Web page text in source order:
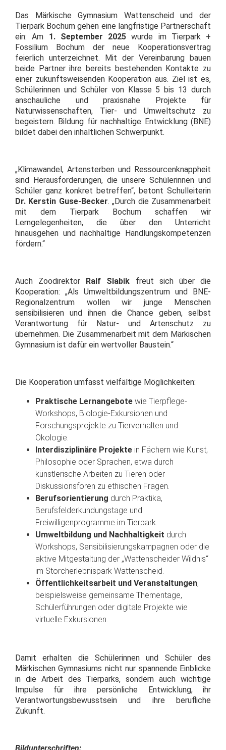
Das Märkische Gymnasium Wattenscheid und der
Tierpark Bochum gehen eine langfristige Partnerschaft
ein: Am 1. September 2025wurde im Tierpark +
Fossilium Bochum der neue Kooperationsvertrag
feierlich unterzeichnet. Mit der Vereinbarung bauen
beide Partner ihre bereits bestehenden Kontakte zu
einer zukunftsweisenden Kooperation aus. Ziel ist es,
Schülerinnen und Schüler von Klasse 5 bis 13 durch
anschauliche und praxisnahe Projekte für
Naturwissenschaften, Tier- und Umweltschutz zu
begeistern. Bildung für nachhaltige Entwicklung (BNE)
bildet dabei den inhaltlichen Schwerpunkt.
„Klimawandel, Artensterben und Ressourcenknappheit
sind Herausforderungen, die unsere Schülerinnen und
Schüler ganz konkret betreffen“, betont Schulleiterin
Dr. Kerstin Guse-Becker. „Durch die Zusammenarbeit
mit dem Tierpark Bochum schaffen wir
Lerngelegenheiten, die über den Unterricht
hinausgehen und nachhaltige Hand­lungs­kom­petenzen
fördern.“
Auch Zoodirektor Ralf Slabik freut sich über die
Kooperation: „Als Umweltbildungszentrum und BNE-
Regionalzentrum wollen wir junge Menschen
sensibilisieren und ihnen die Chance geben, selbst
Verantwortung für Natur- und Artenschutz zu
übernehmen. Die Zusammenarbeit mit dem Märkischen
Gymnasium ist dafür ein wertvoller Baustein.“
Die Kooperation umfasst vielfältige Möglichkeiten:
Praktische Lernangebote wie Tierpflege-
Workshops, Biologie-Exkursionen und
Forschungsprojekte zu Tierverhalten und
Ökologie.
Interdisziplinäre Projekte in Fächern wie Kunst,
Philosophie oder Sprachen, etwa durch
künstlerische Arbeiten zu Tieren oder
Diskussionsforen zu ethischen Fragen.
Berufsorientierung durch Praktika,
Berufsfelderkundungstage und
Freiwilligenprogramme im Tierpark.
Umweltbildung und Nachhaltigkeit durch
Workshops, Sensibilisierungskampagnen oder die
aktive Mitgestaltung der „Wattenscheider Wildnis“
im Storcherlebnispark Wattenscheid.
Öffentlichkeitsarbeit und Veranstaltungen,
beispielsweise gemeinsame Thementage,
Schülerführungen oder digitale Projekte wie
virtuelle Exkursionen.
Damit erhalten die Schülerinnen und Schüler des
Märkischen Gymnasiums nicht nur spannende Einblicke
in die Arbeit des Tierparks, sondern auch wichtige
Impulse für ihre persönliche Entwicklung, ihr
Verantwortungsbewusstsein und ihre berufliche
Zukunft.